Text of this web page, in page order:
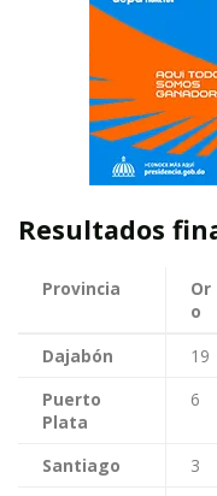
Resultados
Provincia
Or
o
Dajabón
19
Puerto
Plata
6
Santiago 3